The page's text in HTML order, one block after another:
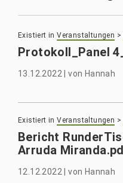
Existiert in Veranstaltungen >
Protokoll_Panel
13.12.2022 |von Hannah
Existiert in Veranstaltungen >
Bericht
Arruda
12.12.2022 |von Hannah